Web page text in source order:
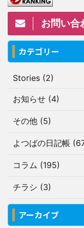
お問い合
カテゴリー
Stories (2)
お知らせ (4)
その他 (5)
よつばの日記帳
コラム (195)
チラシ (3)
アーカイブ